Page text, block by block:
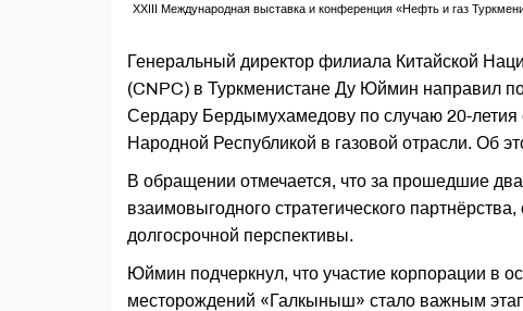
XXIII Международная выставка и конференция «Нефть и газ
Генеральный директор филиала Китайской
(CNPC) в Туркменистане Ду Юймин направил
Сердару Бердымухамедову по случаю 20-летия
Народной Республикой в газовой отрасли. Об
В обращении отмечается, что за прошедшие
взаимовыгодного стратегического
долгосрочной перспективы.
Юймин подчеркнул, что участие корпорации в
месторождений «Галкыныш» стало важным